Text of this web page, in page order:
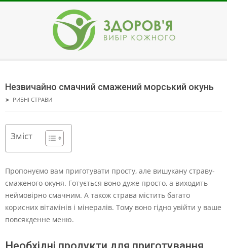
ЗДОРОВ'Я
Menu
Незвичайно смачний смажений морський окунь
➤ РИБНІ СТРАВИ
Зміст
Пропонуємо вам приготувати просту, але вишукану страву-
смаженого окуня. Готується воно дуже просто, а виходить
неймовірно смачним. А також страва містить багато
корисних вітамінів і мінералів. Тому воно гідно увійти у ваше
повсякденне меню.